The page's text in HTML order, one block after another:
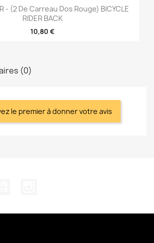
- (2 De Carreau Dos Rouge) BICYCLE
RIDER BACK
10,80 €
(0)
le premier à donner votre avis